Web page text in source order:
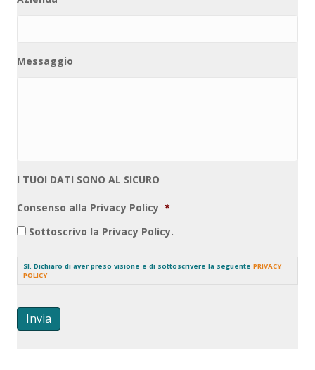
Messaggio
I TUOI DATI SONO AL SICURO
Consenso alla Privacy Policy *
Sottoscrivo la Privacy Policy.
SI. Dichiaro di aver preso visione e di sottoscrivere la seguente PRIVACY
POLICY
Invia